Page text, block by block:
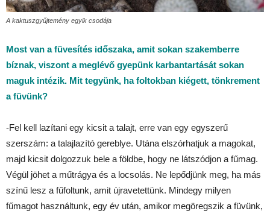
A kaktuszgyűjtemény egyik csodája
Most van a füvesítés időszaka, amit sokan szakemberre
bíznak, viszont a meglévő gyepünk karbantartását sokan
maguk intézik. Mit tegyünk, ha foltokban kiégett, tönkrement
a füvünk?
-Fel kell lazítani egy kicsit a talajt, erre van egy egyszerű
szerszám: a talajlazító gereblye. Utána elszórhatjuk a magokat,
majd kicsit dolgozzuk bele a földbe, hogy ne látszódjon a fűmag.
Végül jöhet a műtrágya és a locsolás. Ne lepődjünk meg, ha más
színű lesz a fűfoltunk, amit újravetettünk. Mindegy milyen
fűmagot használtunk, egy év után, amikor megöregszik a füvünk,